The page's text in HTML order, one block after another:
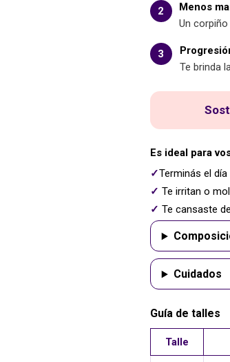
2
Menos
Un
3
Te brinda
Es ideal para
✓Terminás el
✓ Te irritan o
✓ Te cansaste
Cuidados
Guía de talles
Talle